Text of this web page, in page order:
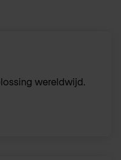
wereldwijd.